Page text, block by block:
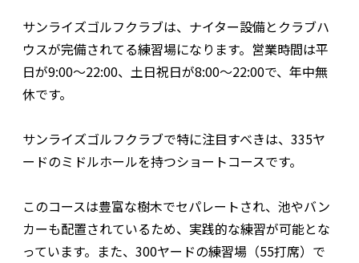
サンライズゴルフクラブは、ナイター設備とクラブハ
ウスが完備されてる練習場になります。営業時間は平
日が9:00～22:00、土日祝日が8:00～22:00で、年中無
休です。
サンライズゴルフクラブで特に注目すべきは、335ヤ
ードのミドルホールを持つショートコースです。
このコースは豊富な樹木でセパレートされ、池やバン
カーも配置されているため、実践的な練習が可能とな
っています。また、300ヤードの練習場（55打席）で